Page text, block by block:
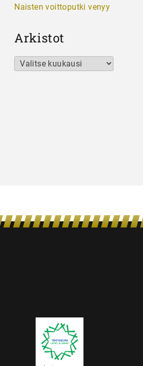
Naisten voittoputki venyy
Arkistot
Arkistot